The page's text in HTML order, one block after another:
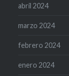
abril 2024
marzo 2024
febrero 2024
enero 2024